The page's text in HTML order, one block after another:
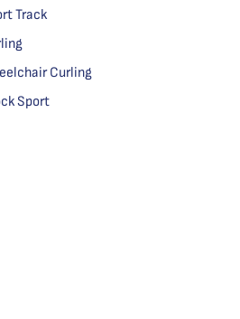
Track
Curling
Sport